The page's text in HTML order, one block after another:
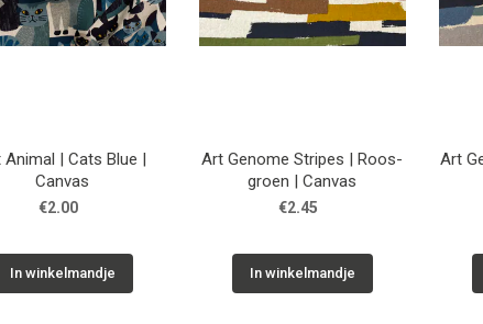
Animal | Cats Blue |
Canvas
€2.00
In winkelmandje
Art Genome Stripes | Roos-
groen | Canvas
€2.45
In winkelmandje
Art